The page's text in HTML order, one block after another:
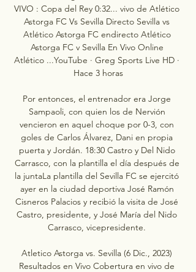
VIVO : Copa del Rey 0:32... vivo de Atlético
Astorga FC Vs Sevilla Directo Sevilla vs
Atlético Astorga FC endirecto Atlético
Astorga FC v Sevilla En Vivo Online
Atlético ...YouTube · Greg Sports Live HD ·
Hace 3 horas
Por entonces, el entrenador era Jorge
Sampaoli, con quien los de Nervión
vencieron en aquel choque por 0-3, con
goles de Carlos Álvarez, Dani en propia
puerta y Jordán. 18:30 Castro y Del Nido
Carrasco, con la plantilla el día después de
la juntaLa plantilla del Sevilla FC se ejercitó
ayer en la ciudad deportiva José Ramón
Cisneros Palacios y recibió la visita de José
Castro, presidente, y José María del Nido
Carrasco, vicepresidente.
Atletico Astorga vs. Sevilla (6 Dic., 2023)
Resultados en Vivo Cobertura en vivo de